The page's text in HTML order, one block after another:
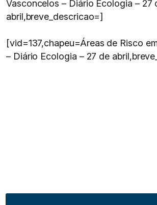
Vasconcelos – Diário Ecologia – 27
abril,breve_descricao=]
[vid=137,chapeu=Áreas de Risco
– Diário Ecologia – 27 de